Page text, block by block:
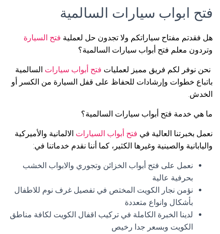
فتح ابواب سيارات السالمية
هل فقدتم مفتاح سياراتكم ولا تجدون حل لعملية فتح السيارة
وتردون معلم فتح أبواب سيارات السالمية؟
نحن نوفر لكم فريق مميز لعمليات فتح أبواب سيارات السالمية
باتباع خطوات وإرشادات للحفاظ على قفل السيارة من الكسر أو
الخدش.
ما هي خدمة فتح أبواب سيارات السالمية؟
نعمل بخبرتنا العالية في فتح أبواب السيارات الالمانية والأميركية
واليابانية والصينية وغيرها الكثير، كما أننا نقدم خدماتنا في:
نعمل على فتح أبواب الخزائن وتجوري والابواب الخشب
بحرفية عالية
نؤمن نجار الكويت المختص في تفصيل غرف نوم للاطفال
بأشكال وانواع متعددة
لدينا الخبرة الكاملة في تركيب اقفال الكويت لكافة مناطق
الكويت وبسعر جدا رخيص